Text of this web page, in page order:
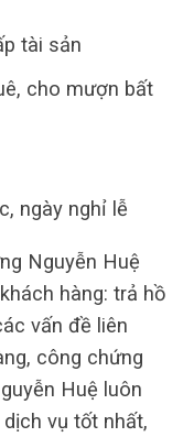
tài sản
cho mượn bất
ngày nghỉ lễ
Nguyễn Huệ
hàng: trả hồ
vấn đề liên
công chứng
Huệ luôn
vụ tốt nhất,